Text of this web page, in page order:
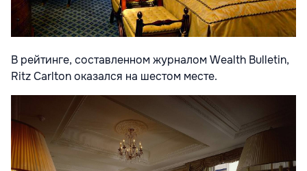
В рейтинге, составленном журналом Wealth Bulletin,
Ritz Carlton оказался на шестом месте.